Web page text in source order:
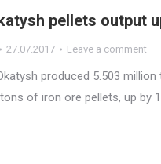
pellets output
27.07.2017 Leave a comment
produced 5.503
of iron ore pellets, up by